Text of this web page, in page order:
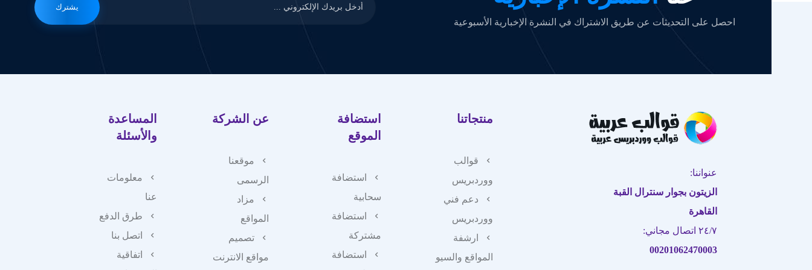
احصل على التحديثات عن طريق الاشتراك في النشرة الإخبارية الأسبوعية
يشترك
عنواننا:
الزيتون بجوار سنترال القبة
القاهرة
٢٤/٧ اتصال مجاني:
00201062470003
منتجاتنا
قوالب
ووردبريس
دعم فني
ووردبريس
ارشفة
المواقع والسيو
استضافة
الموقع
استضافة
سحابية
استضافة
مشتركة
استضافة
عن الشركة
موقعنا
الرسمى
مزاد
المواقع
تصميم
مواقع الانترنت
المساعدة
والأسئلة
معلومات
عنا
طرق الدفع
اتصل بنا
اتفاقية